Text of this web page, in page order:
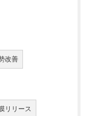
改善
リリース